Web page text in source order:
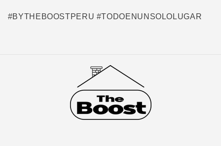
#BYTHEBOOSTPERU #TODOENUNSOLOLUGAR